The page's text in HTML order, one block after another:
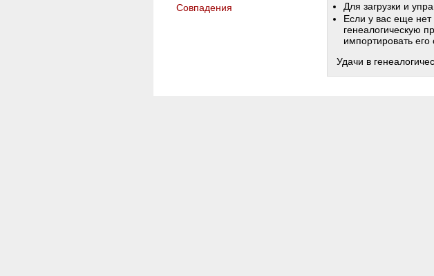
Совпадения
Для загрузки и
Если у вас еще
генеалогическую
импортировать его
Удачи в